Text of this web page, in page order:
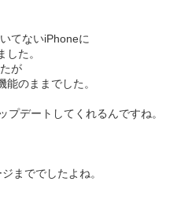
てないiPhoneに
た。
が
のままでした。
プデートしてくれるんですね。
まででしたよね。